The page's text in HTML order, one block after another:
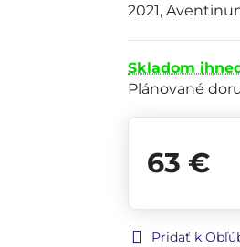
2021,
Skladom
Plánované
63 €
Pridať k